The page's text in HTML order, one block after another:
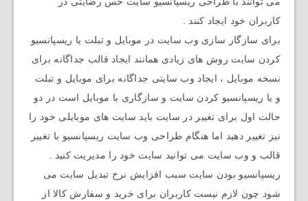
کاربران خود ایجاد کنند .
برای سازگار سازی وب سایت در موبایل و تبلت یا ریسپانسیو
کردن سایت روش های زیادی همانند ایجاد قالب جداگانه برای
نسخه موبایل ، ایجاد وب سایتی جداگانه برای موبایل و تبلت
و یا ریسپانسیو کردن سایت و سازگاری با موبایل است در دو
حالت اول برای تغییر در سایت باید سایت های موبایلی خود را
نیز تغییر دهید اما هنگام طراحی وب سایت ریسپانسیو با تغییر
قالب و وب سایت می توانید سایت خود را مدیریت کنید .
ریسپانسیو بودن سایت سبب افزایش نرخ تبدیل سایت می
شود چون لازم نیست کاربران برای خرید و سفارش کالا از